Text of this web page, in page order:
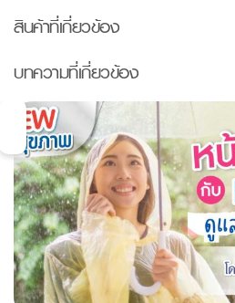
สินค้าที่เกี่ยวข้อง
บทความที่เกี่ยวข้อง